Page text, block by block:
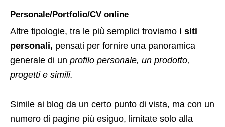
Personale/Portfolio/CV online
Altre tipologie, tra le più semplici troviamo i siti
personali, pensati per fornire una panoramica
generale di un profilo personale, un prodotto,
progetti e simili.
Simile ai blog da un certo punto di vista, ma con un
numero di pagine più esiguo, limitate solo alla